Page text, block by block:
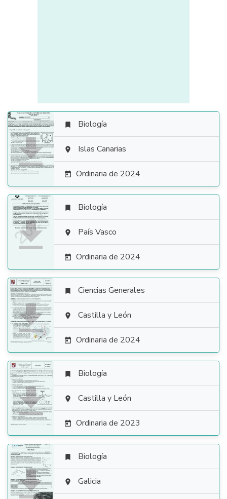

 Biología
 Islas Canarias
 Ordinaria de 2024

 Biología
 País Vasco
 Ordinaria de 2024

 Ciencias Generales
 Castilla y León
 Ordinaria de 2024

 Biología
 Castilla y León
 Ordinaria de 2023

 Biología
 Galicia